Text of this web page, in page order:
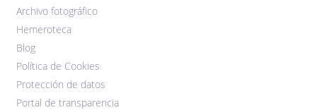
Archivo fotográfico
Hemeroteca
Blog
Política de Cookies
Protección de datos
Portal de transparencia